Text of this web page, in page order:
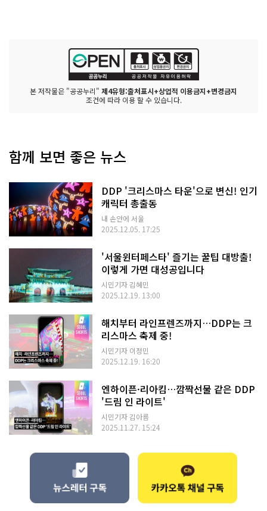
본 저작물은 "공공누리" 제4유형:출처표시+상업적 이용금지+변경금지
조건에 따라 이용 할 수 있습니다.
함께 보면 좋은 뉴스
DDP '크리스마스 타운'으로 변신! 인기
캐릭터 총출동
내 손안에 서울
2025.12.05. 17:25
'서울윈터페스타' 즐기는 꿀팁 대방출!
이렇게 가면 대성공입니다
시민기자 김혜민
2025.12.19. 13:00
해치부터 라인프렌즈까지…DDP는 크
리스마스 축제 중!
시민기자 이정민
2025.12.19. 16:20
엔하이픈·리아킴…깜짝선물 같은 DDP
'드림 인 라이트'
시민기자 김아름
2025.11.27. 15:24